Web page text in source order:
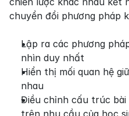
chuyển đổi phương pháp
Lập ra các phương
nhìn duy nhất
Hiển thị mối quan hệ
nhau
Điều chỉnh cấu trúc bài